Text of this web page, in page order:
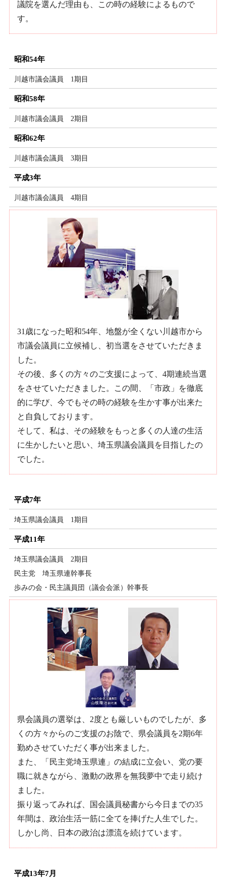
議院を選んだ理由も、この時の経験によるもので
す。
昭和54年
川越市議会議員 1期目
昭和58年
川越市議会議員 2期目
昭和62年
川越市議会議員 3期目
平成3年
川越市議会議員 4期目
31歳になった昭和54年、地盤が全くない川越市から
市議会議員に立候補し、初当選をさせていただきま
した。
その後、多くの方々のご支援によって、4期連続当選
をさせていただきました。この間、「市政」を徹底
的に学び、今でもその時の経験を生かす事が出来た
と自負しております。
そして、私は、その経験をもっと多くの人達の生活
に生かしたいと思い、埼玉県議会議員を目指したの
でした。
平成7年
埼玉県議会議員 1期目
平成11年
埼玉県議会議員 2期目
民主党 埼玉県連幹事長
歩みの会・民主議員団（議会会派）幹事長
県会議員の選挙は、2度とも厳しいものでしたが、多
くの方々からのご支援のお陰で、県会議員を2期6年
勤めさせていただく事が出来ました。
また、「民主党埼玉県連」の結成に立会い、党の要
職に就きながら、激動の政界を無我夢中で走り続け
ました。
振り返ってみれば、国会議員秘書から今日までの35
年間は、政治生活一筋に全てを捧げた人生でした。
しかし尚、日本の政治は漂流を続けています。
平成13年7月